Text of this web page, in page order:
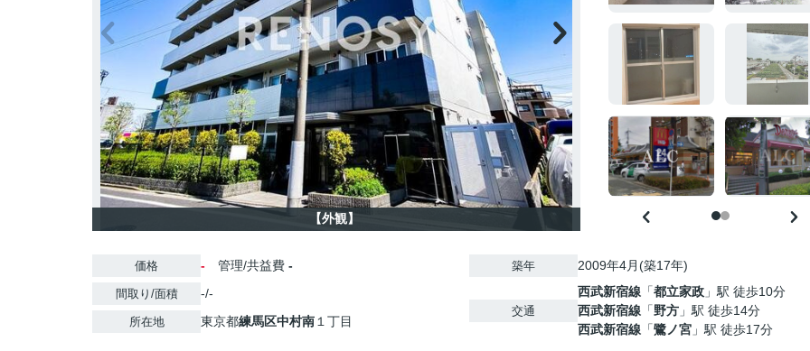
【外観】
価格 - 管理/共益費 -
間取り/面積 -/-
所在地 東京都練馬区中村南 １丁目
築年 2009年4月(築17年)
交通
西武新宿線 「都立家政 」駅 徒歩10分
西武新宿線 「野方 」駅 徒歩14分
西武新宿線 「鷺ノ宮 」駅 徒歩17分